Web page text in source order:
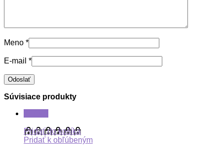
Meno *
E-mail *
Súvisiace produkty
Pridať do košíka
Pridať k obľúbeným